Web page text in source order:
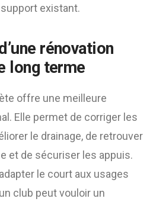
existant.
rénovation
long terme
offre une meilleure
Elle permet de corriger les
le drainage, de retrouver
et de sécuriser les appuis.
le court aux usages
club peut vouloir un